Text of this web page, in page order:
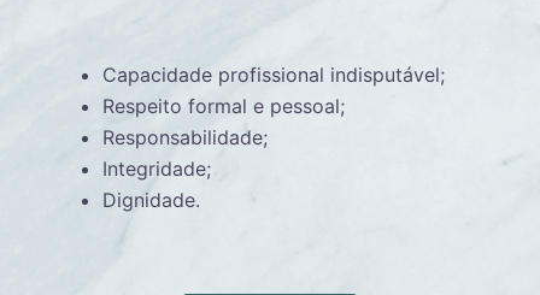
Capacidade profissional indisputável;
Respeito formal e pessoal;
Responsabilidade;
Integridade;
Dignidade.